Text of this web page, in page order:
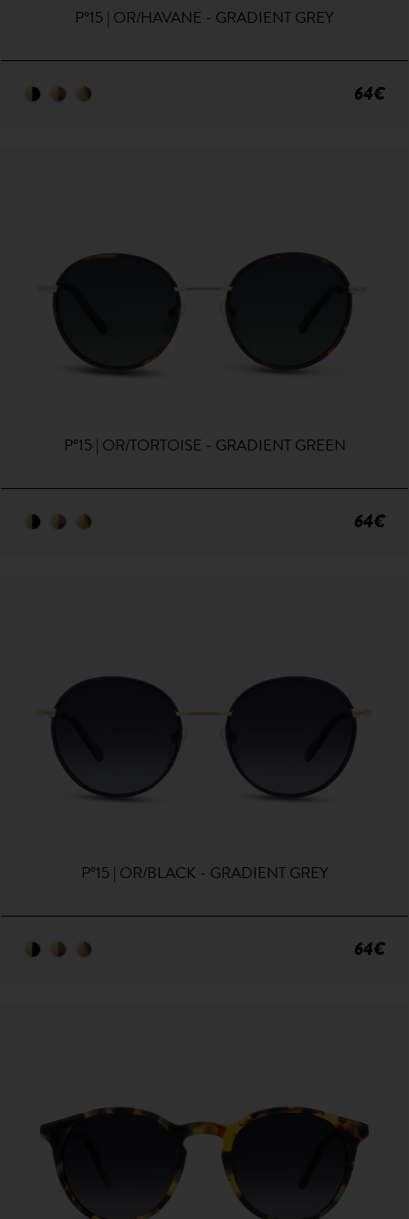
P°15 | OR/HAVANE - GRADIENT GREY
64€
P°15 | OR/TORTOISE - GRADIENT GREEN
64€
P°15 | OR/BLACK - GRADIENT GREY
64€